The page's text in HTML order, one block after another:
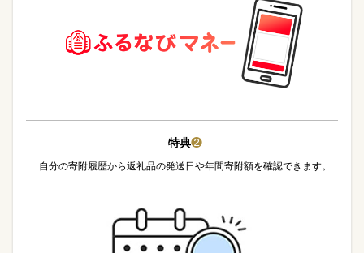
特典❷
自分の寄附履歴から返礼品の発送日や年間寄附額を確認できます。